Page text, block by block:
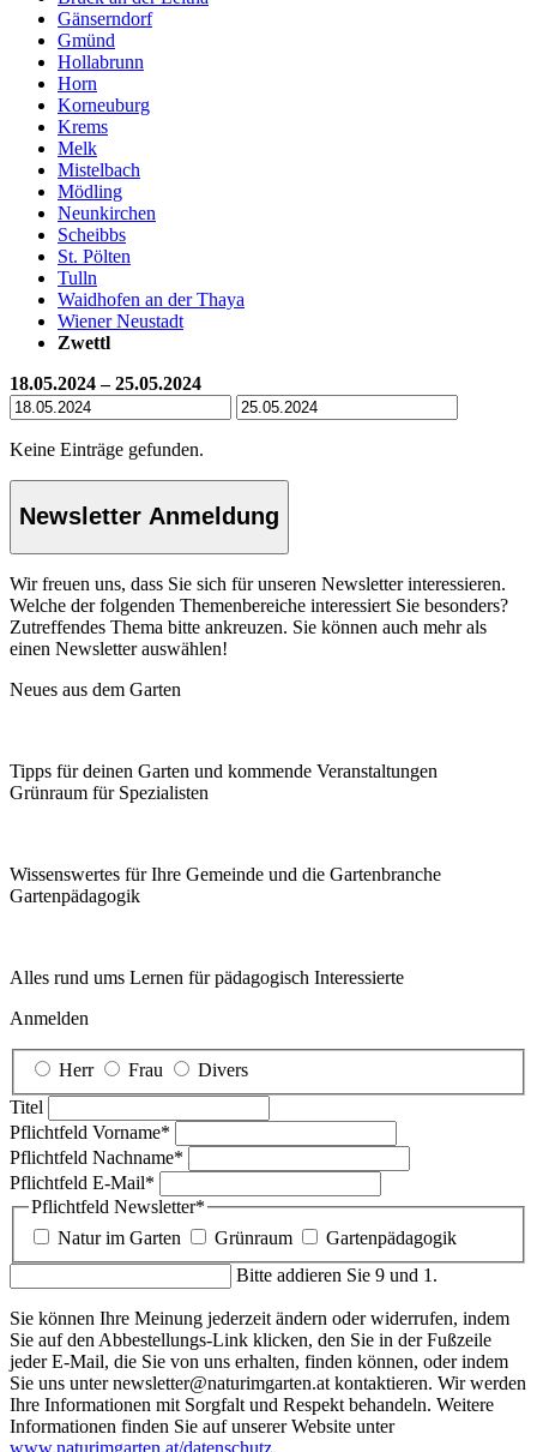
Gänserndorf
Gmünd
Hollabrunn
Horn
Korneuburg
Krems
Melk
Mistelbach
Mödling
Neunkirchen
Scheibbs
St. Pölten
Tulln
Waidhofen an der Thaya
Wiener Neustadt
Zwettl
18.05.2024 – 25.05.2024
Keine Einträge gefunden.
Newsletter Anmeldung
Wir freuen uns, dass Sie sich für unseren Newsletter interessieren.
Welche der folgenden Themenbereiche interessiert Sie besonders?
Zutreffendes Thema bitte ankreuzen. Sie können auch mehr als
einen Newsletter auswählen!
Neues aus dem Garten
Tipps für deinen Garten und kommende Veranstaltungen
Grünraum für Spezialisten
Wissenswertes für Ihre Gemeinde und die Gartenbranche
Garten­pädagogik
Alles rund ums Lernen für pädagogisch Interessierte
Anmelden
Herr Frau
Divers
Titel
Pflichtfeld Vorname*
Pflichtfeld Nachname*
Pflichtfeld E-Mail*
Pflichtfeld Newsletter*
Natur im Garten
Grünraum
Gartenpädagogik
Bitte addieren Sie 9 und 1.
Sie können Ihre Meinung jederzeit ändern oder widerrufen, indem
Sie auf den Abbestellungs-Link klicken, den Sie in der Fußzeile
jeder E-Mail, die Sie von uns erhalten, finden können, oder indem
Sie uns unter newsletter@naturimgarten.at kontaktieren. Wir werden
Ihre Informationen mit Sorgfalt und Respekt behandeln. Weitere
Informationen finden Sie auf unserer Website unter
www.naturimgarten.at/datenschutz.